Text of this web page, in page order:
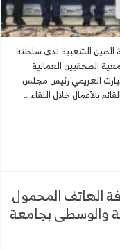
الصين الشعبية لدى سلطنة
الصحفيين العمانية
العريمي رئيس مجلس
بالأعمال خلال اللقاء …
الهاتف المحمول
والوسطى بجامعة